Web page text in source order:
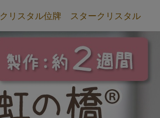
クリスタル位牌 スタークリスタル